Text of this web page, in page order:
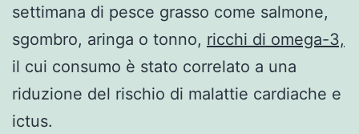
settimana di pesce grasso come salmone,
sgombro, aringa o tonno, ricchi di omega-3,
il cui consumo è stato correlato a una
riduzione del rischio di malattie cardiache e
ictus.